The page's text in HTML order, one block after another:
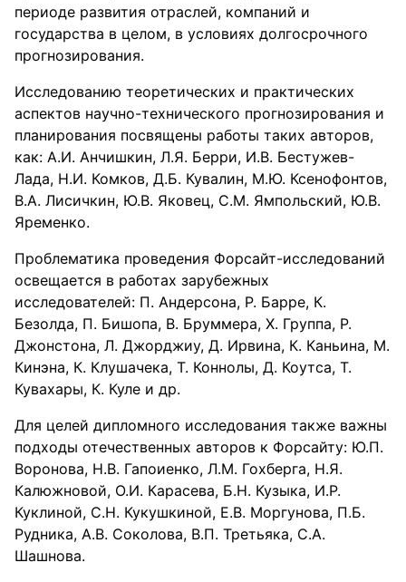
периоде развития отраслей, компаний и
государства в целом, в условиях долгосрочного
прогнозирования.
Исследованию теоретических и практических
аспектов научно-технического прогнозирования и
планирования посвящены работы таких авторов,
как: А.И. Анчишкин, Л.Я. Берри, И.В. Бестужев-
Лада, Н.И. Комков, Д.Б. Кувалин, М.Ю. Ксенофонтов,
В.А. Лисичкин, Ю.В. Яковец, С.М. Ямпольский, Ю.В.
Яременко.
Проблематика проведения Форсайт-исследований
освещается в работах зарубежных
исследователей: П. Андерсона, Р. Барре, К.
Безолда, П. Бишопа, В. Бруммера, X. Группа, Р.
Джонстона, Л. Джорджиу, Д. Ирвина, К. Каньина, М.
Кинэна, К. Клушачека, Т. Коннолы, Д. Коутса, Т.
Кувахары, К. Куле и др.
Для целей дипломного исследования также важны
подходы отечественных авторов к Форсайту: Ю.П.
Воронова, Н.В. Гапоиенко, Л.М. Гохберга, Н.Я.
Калюжновой, О.И. Карасева, Б.Н. Кузыка, И.Р.
Куклиной, С.Н. Кукушкиной, Е.В. Моргунова, П.Б.
Рудника, A.B. Соколова, В.П. Третьяка, С.А.
Шашнова.